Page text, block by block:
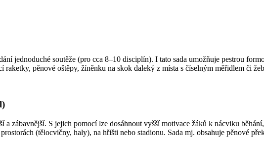
jednoduché soutěže (pro cca 8–10 disciplín). I tato sada umožňuje pestrou
pěnové oštěpy, žíněnku na skok daleký z místa s číselným měřidlem či
zábavnější. S jejich pomocí lze dosáhnout vyšší motivace žáků k nácviku
(tělocvičny, haly), na hřišti nebo stadionu. Sada mj. obsahuje pěnové